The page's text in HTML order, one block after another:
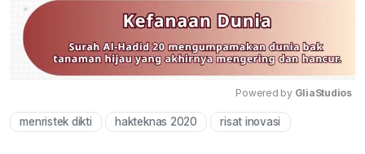
Powered by GliaStudios
menristek dikti hakteknas 2020 risat inovasi